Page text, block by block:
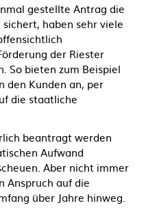
gestellte Antrag die
haben sehr viele
der Riester
So bieten zum Beispiel
den Kunden an, per
die staatliche
beantragt werden
Aufwand
Aber nicht immer
Anspruch auf die
über Jahre hinweg.